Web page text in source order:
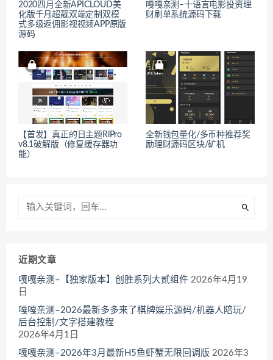
2020四月全新APICLOUD美
化版千月超靓双端定制双模
式多级返佣影视视频APP原版
源码
嘎嘎亲测–十语言电影投资理
财刷单系统源码下载
【首发】真正的日主题RiPro
v8.1破解版（修复缓存器功
能）
全新钱包量化/多币种推荐奖
励理财源码区块/矿机
近期文章
嘎嘎亲测–【独家版本】创胜系列大贰组件 2026年4月19
日
嘎嘎亲测–2026最新多多来了棋牌娱乐源码/机器人陪玩/
后台控制/文字搭建教程
2026年4月1日
嘎嘎亲测–2026年3月最新H5鱼虾蟹无限回调版 2026年3